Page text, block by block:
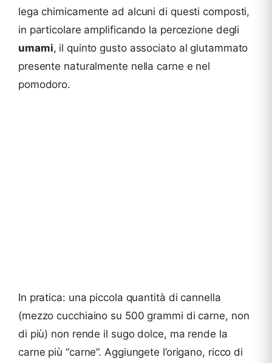
lega chimicamente ad alcuni di questi composti,
in particolare amplificando la percezione degli
umami, il quinto gusto associato al glutammato
presente naturalmente nella carne e nel
pomodoro.
In pratica: una piccola quantità di cannella
(mezzo cucchiaino su 500 grammi di carne, non
di più) non rende il sugo dolce, ma rende la
carne più “carne”. Aggiungete l’origano, ricco di